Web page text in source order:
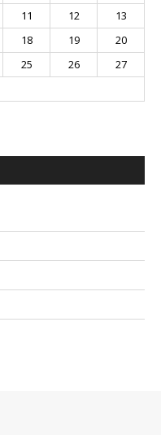
11 12
13
18 19
20
25 26
27